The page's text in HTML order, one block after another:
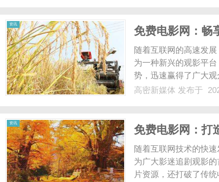
资讯
免费电影网：畅
随着互联网的高速发
为一种新兴的观影平
势，迅速赢得了广大
源，涵盖了最新上映
高密新媒体 发布于
资讯
免费电影网：打
随着互联网技术的快
为广大影迷追剧观影
片资源，还打破了传